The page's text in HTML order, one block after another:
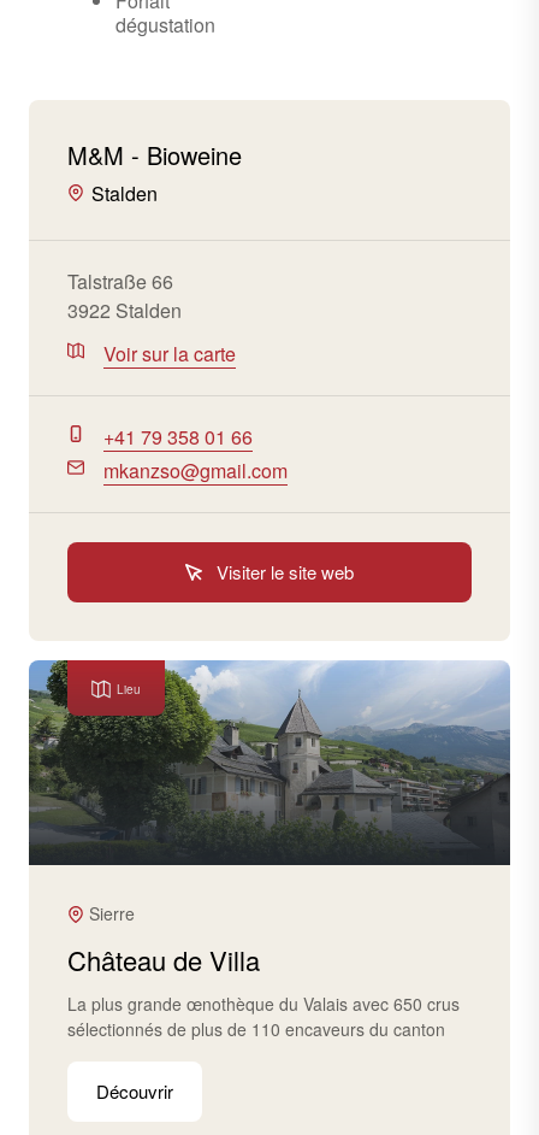
dégustation
M&M - Bioweine
Stalden
Talstraße 66
3922 Stalden
Voir sur la carte
+41 79 358 01 66
mkanzso@gmail.com
Visiter le site web
Lieu
Sierre
Château de Villa
La plus grande œnothèque du Valais avec 650 crus
sélectionnés de plus de 110 encaveurs du canton
Découvrir